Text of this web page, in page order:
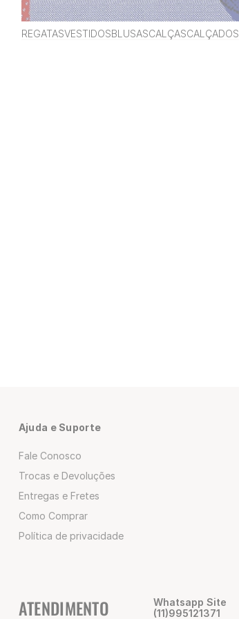
REGATASVESTIDOSBLUSASCALÇASCALÇADOS
Ajuda e Suporte
Fale Conosco
Trocas e Devoluções
Entregas e Fretes
Como Comprar
Política de privacidade
ATENDIMENTO
Whatsapp Site
(11)995121371